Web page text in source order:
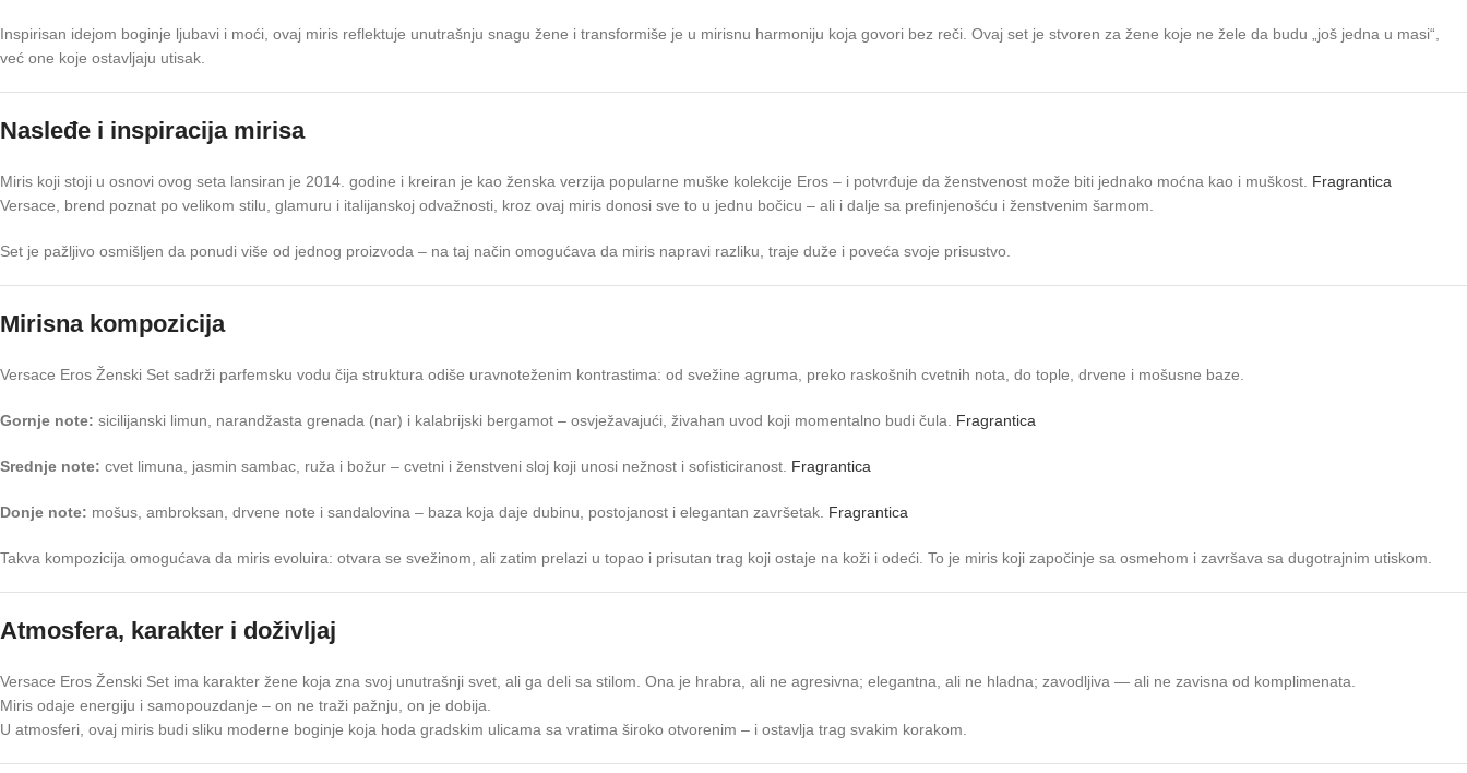
Inspirisan idejom boginje ljubavi i moći, ovaj miris reflektuje unutrašnju snagu žene i transformiše je u mirisnu harmoniju koja govori bez reči. Ovaj set je stvoren za žene koje ne žele da budu „još jedna u masi“,
već one koje ostavljaju utisak.
Nasleđe i inspiracija mirisa
Miris koji stoji u osnovi ovog seta lansiran je 2014. godine i kreiran je kao ženska verzija popularne muške kolekcije Eros – i potvrđuje da ženstvenost može biti jednako moćna kao i muškost. Fragrantica
Versace, brend poznat po velikom stilu, glamuru i italijanskoj odvažnosti, kroz ovaj miris donosi sve to u jednu bočicu – ali i dalje sa prefinjenošću i ženstvenim šarmom.
Set je pažljivo osmišljen da ponudi više od jednog proizvoda – na taj način omogućava da miris napravi razliku, traje duže i poveća svoje prisustvo.
Mirisna kompozicija
Versace Eros Ženski Set sadrži parfemsku vodu čija struktura odiše uravnoteženim kontrastima: od svežine agruma, preko raskošnih cvetnih nota, do tople, drvene i mošusne baze.
Gornje note: sicilijanski limun, narandžasta grenada (nar) i kalabrijski bergamot – osvježavajući, živahan uvod koji momentalno budi čula. Fragrantica
Srednje note: cvet limuna, jasmin sambac, ruža i božur – cvetni i ženstveni sloj koji unosi nežnost i sofisticiranost. Fragrantica
Donje note: mošus, ambroksan, drvene note i sandalovina – baza koja daje dubinu, postojanost i elegantan završetak. Fragrantica
Takva kompozicija omogućava da miris evoluira: otvara se svežinom, ali zatim prelazi u topao i prisutan trag koji ostaje na koži i odeći. To je miris koji započinje sa osmehom i završava sa dugotrajnim utiskom.
Atmosfera, karakter i doživljaj
Versace Eros Ženski Set ima karakter žene koja zna svoj unutrašnji svet, ali ga deli sa stilom. Ona je hrabra, ali ne agresivna; elegantna, ali ne hladna; zavodljiva — ali ne zavisna od komplimenata.
Miris odaje energiju i samopouzdanje – on ne traži pažnju, on je dobija.
U atmosferi, ovaj miris budi sliku moderne boginje koja hoda gradskim ulicama sa vratima široko otvorenim – i ostavlja trag svakim korakom.